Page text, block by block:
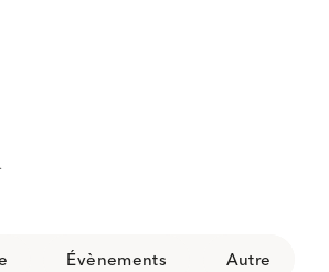
Évènements Autre